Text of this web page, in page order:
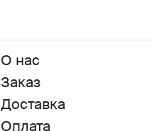
О нас
Заказ
Доставка
Оплата